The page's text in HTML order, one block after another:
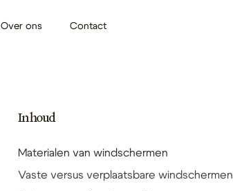
Over ons Contact
Inhoud
Materialen van windschermen
Vaste versus verplaatsbare windschermen